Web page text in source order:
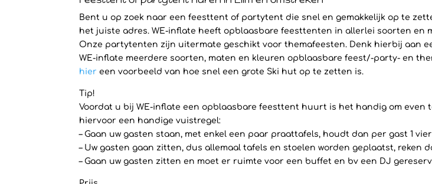
Bent u op zoek naar een feesttent of partytent die snel en gemakkelijk op te
het juiste adres. WE-inflate heeft opblaasbare feesttenten in allerlei soorten en
Onze partytenten zijn uitermate geschikt voor themafeesten. Denk hierbij aan
WE-inflate meerdere soorten, maten en kleuren opblaasbare feest/-party- en
hier een voorbeeld van hoe snel een grote Ski hut op te zetten is.
Tip!
Voordat u bij WE-inflate een opblaasbare feesttent huurt is het handig om even
hiervoor een handige vuistregel:
– Gaan uw gasten staan, met enkel een paar praattafels, houdt dan per gast 1
– Uw gasten gaan zitten, dus allemaal tafels en stoelen worden geplaatst, reken
– Gaan uw gasten zitten en moet er ruimte voor een buffet en bv een DJ